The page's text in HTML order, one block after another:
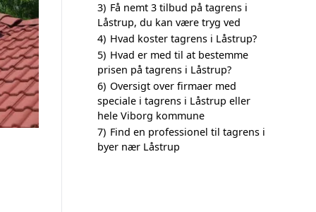
3) Få nemt 3 tilbud på tagrens i
Låstrup, du kan være tryg ved
4) Hvad koster tagrens i Låstrup?
5) Hvad er med til at bestemme
prisen på tagrens i Låstrup?
6) Oversigt over firmaer med
speciale i tagrens i Låstrup eller
hele Viborg kommune
7) Find en professionel til tagrens i
byer nær Låstrup